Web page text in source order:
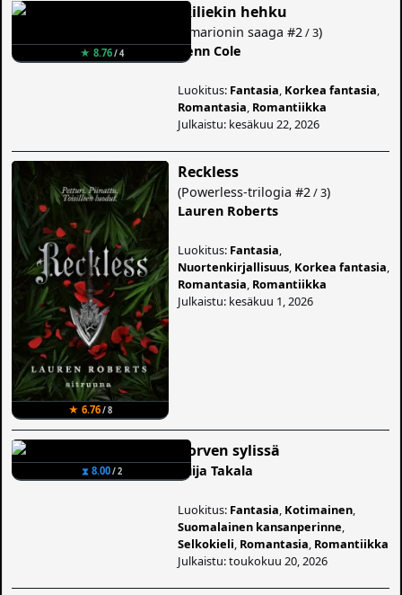
★ 8.76/ 4
Ikiliekin hehku
Emarionin saaga #2 / 3)
Penn Cole
Luokitus: Fantasia Korkea fantasia
Romantasia Romantiikka
Julkaistu: kesäkuu 22, 2026
★ 6.76/ 8
Reckless
(Powerless-trilogia #2 / 3)
Lauren Roberts
Luokitus: Fantasia
Nuortenkirjallisuus Korkea fantasia
Romantasia Romantiikka
Julkaistu: kesäkuu 1, 2026
⧗ 8.00/ 2
Korven sylissä
Tuija Takala
Luokitus: Fantasia Kotimainen
Suomalainen kansanperinne
Selkokieli Romantasia Romantiikka
Julkaistu: toukokuu 20, 2026